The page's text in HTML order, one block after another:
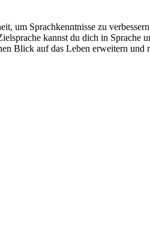
um Sprachkenntnisse zu
kannst du dich in
Blick auf das Leben erweitern